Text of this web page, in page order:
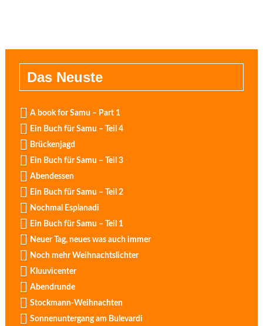
Das Neuste
A book for Samu – Part 1
Ein Buch für Samu – Teil 4
Brückenjagd
Ein Buch für Samu – Teil 3
Abendessen
Ein Buch für Samu – Teil 2
Nochmal Esplanadi
Ein Buch für Samu – Teil 1
Neuer Tag, neues was auch immer
Noch mehr Weihnachtslichter
Kluuvicenter
Abendrunde
Stockmann-Weihnachten
Sonnenuntergang am Bulevardi